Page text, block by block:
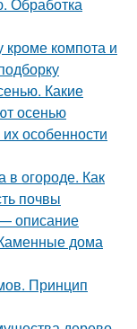
кроме компота и
Какие
осенью
особенности
в огороде. Как
почвы
описание
дома
Принцип